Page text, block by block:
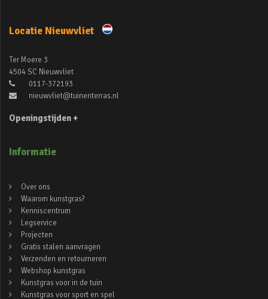
Locatie Nieuwvliet
Ter Moere 3
4504 SC Nieuwvliet
0117-372193
nieuwvliet@tuinenterras.nl
Openingstijden +
Informatie
Over ons
Waarom kunstgras?
Kenniscentrum
Legservice
Projecten
Gratis stalen aanvragen
Verzenden en retourneren
Webshop kunstgras
Kunstgras voor in de tuin
Kunstgras voor sport en spel